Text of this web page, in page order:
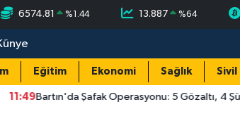
6574.81 %1.44 13.887 %64
Eğitim Ekonomi Sağlık Sivil
11:49Bartın'da Şafak Operasyonu: 5 Gözaltı, 4